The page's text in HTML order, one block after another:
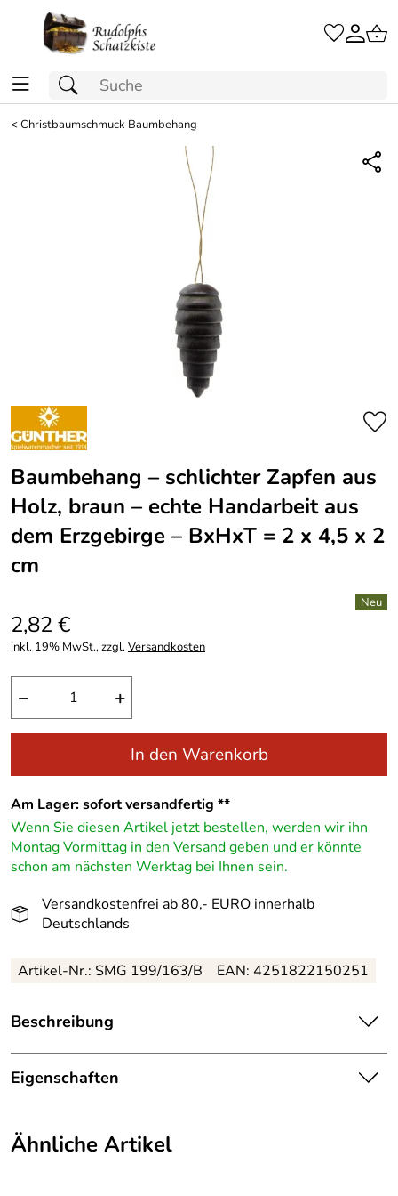
<Christbaumschmuck Baumbehang
Baumbehang – schlichter Zapfen aus
Holz, braun – echte Handarbeit aus
dem Erzgebirge – BxHxT = 2 x 4,5 x 2
cm
2,82 €
inkl. 19% MwSt., zzgl.Versandkosten
− +
In den Warenkorb
Am Lager: sofort versandfertig **
Wenn Sie diesen Artikel jetzt bestellen, werden wir ihn
Montag Vormittag in den Versand geben und er könnte
schon am nächsten Werktag bei Ihnen sein.
Versandkostenfrei ab 80,- EURO innerhalb
Deutschlands
Artikel-Nr.: SMG 199/163/B EAN: 4251822150251
Beschreibung
Naturbelassener, schlicht-eleganter Holzzapfen –
2 x 4,5 x 2 cm, handgefertigt im Erzgebirge
die liebevolle Handarbeit dieses stilvollen Holzzapfens.
Jeder Zapfen wurde in reiner Handarbeit bei
Eigenschaften
Herkunft:
Erzgebirge
Ähnliche Artikel